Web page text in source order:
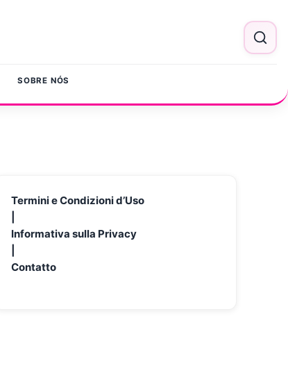
SOBRE NÓS
Termini e Condizioni d’Uso
Informativa sulla Privacy
Contatto